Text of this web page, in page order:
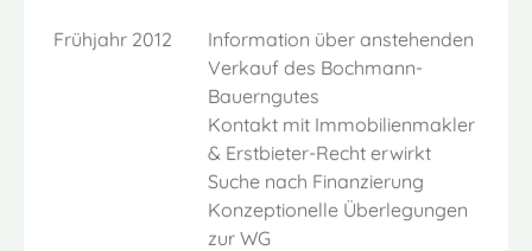
Frühjahr 2012
Information über anstehenden
Verkauf des Bochmann-
Bauerngutes
Kontakt mit Immobilienmakler
& Erstbieter-Recht erwirkt
Suche nach Finanzierung
Konzeptionelle Überlegungen
zur WG